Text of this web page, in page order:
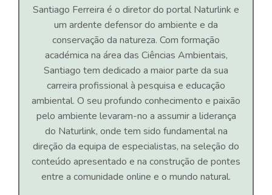
Santiago Ferreira é o diretor do portal Naturlink e
um ardente defensor do ambiente e da
conservação da natureza. Com formação
académica na área das Ciências Ambientais,
Santiago tem dedicado a maior parte da sua
carreira profissional à pesquisa e educação
ambiental. O seu profundo conhecimento e paixão
pelo ambiente levaram-no a assumir a liderança
do Naturlink, onde tem sido fundamental na
direção da equipa de especialistas, na seleção do
conteúdo apresentado e na construção de pontes
entre a comunidade online e o mundo natural.